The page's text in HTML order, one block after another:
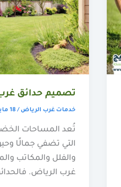
تصميم حدائق
خدمات غرب الرياض /18 مايو، 2026
تُعد المساحات
التي تضفي جمالًا
والفلل والمكاتب
غرب الرياض.